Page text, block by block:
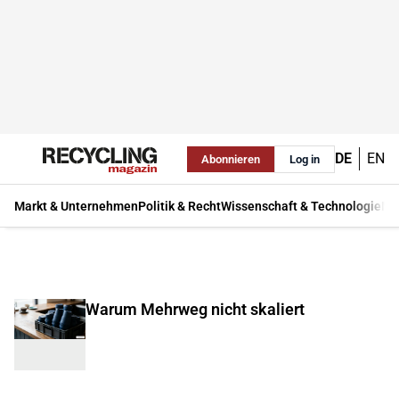
Abonnieren Log in DE EN
Markt & UnternehmenPolitik & RechtWissenschaft & Technologie
Warum Mehrweg nicht skaliert